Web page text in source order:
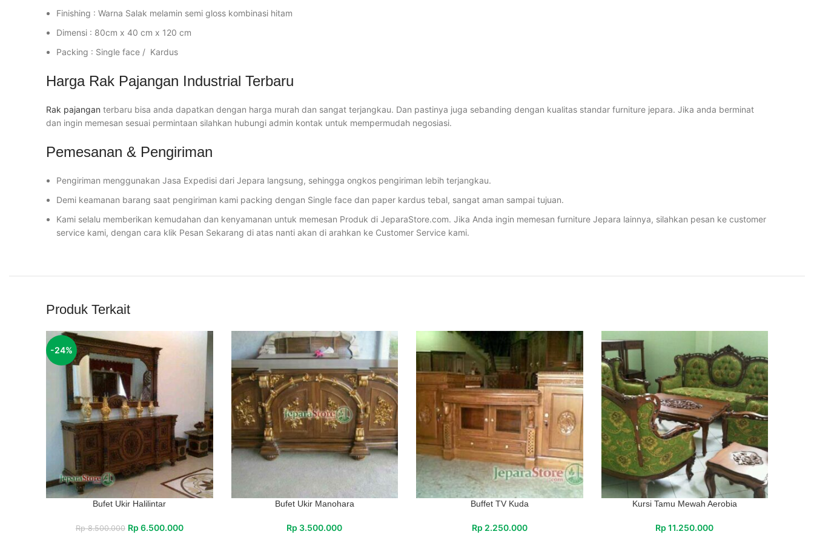
Finishing : Warna Salak melamin semi gloss kombinasi hitam
Dimensi : 80cm x 40 cm x 120 cm
Packing : Single face / Kardus
Harga Rak Pajangan Industrial Terbaru
Rak pajangan terbaru bisa anda dapatkan dengan harga murah dan sangat terjangkau. Dan pastinya juga sebanding dengan kualitas standar furniture jepara. Jika anda berminat
dan ingin memesan sesuai permintaan silahkan hubungi admin kontak untuk mempermudah negosiasi.
Pemesanan & Pengiriman
Pengiriman menggunakan Jasa Expedisi dari Jepara langsung, sehingga ongkos pengiriman lebih terjangkau.
Demi keamanan barang saat pengiriman kami packing dengan Single face dan paper kardus tebal, sangat aman sampai tujuan.
Kami selalu memberikan kemudahan dan kenyamanan untuk memesan Produk di JeparaStore.com. Jika Anda ingin memesan furniture Jepara lainnya, silahkan pesan ke customer
service kami, dengan cara klik Pesan Sekarang di atas nanti akan di arahkan ke Customer Service kami.
Produk Terkait
-24%
Bufet Ukir Halilintar
Rp8.500.000 Rp 6.500.000
Bufet Ukir Manohara
Rp 3.500.000
Buffet TV Kuda
Rp 2.250.000
Kursi Tamu Mewah Aerobia
Rp 11.250.000